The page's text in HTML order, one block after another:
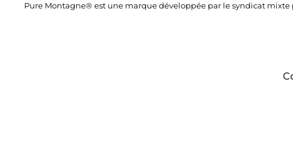
Pure Montagne® est une marque développée par le syndicat